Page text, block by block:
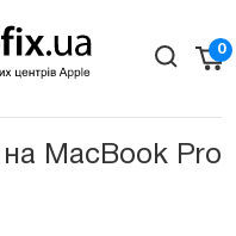
0
MacBook Pro